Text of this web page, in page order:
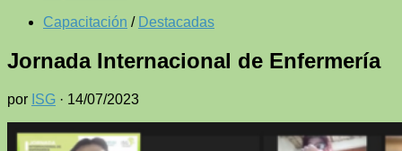
Capacitación / Destacadas
Jornada Internacional de Enfermería
por ISG · 14/07/2023